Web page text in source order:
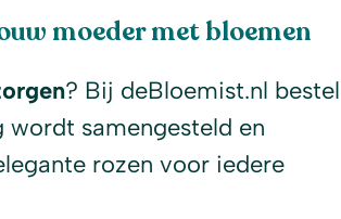
moeder met bloemen
? Bij deBloemist.nl bestel
samengesteld en
rozen voor iedere